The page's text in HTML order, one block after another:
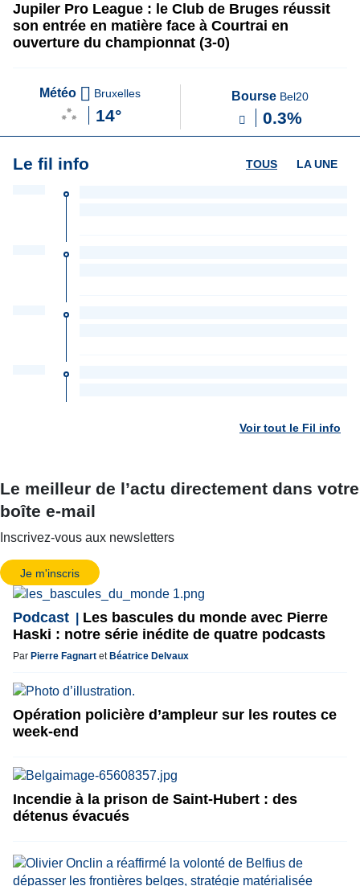
Jupiler Pro League : le Club de Bruges réussit
son entrée en matière face à Courtrai en
ouverture du championnat (3-0)
Météo Bruxelles
14°
Bourse Bel20
0.3%
Le fil info LA UNE
TOUS
Voir tout le Fil info
Le meilleur de l’actu directement dans votre
boîte e-mail
Inscrivez-vous aux newsletters
Je m'inscris
Podcast
Les bascules du monde avec Pierre
Haski : notre série inédite de quatre podcasts
Par Pierre Fagnart et Béatrice Delvaux
Opération policière d’ampleur sur les routes ce
week-end
Incendie à la prison de Saint-Hubert : des
détenus évacués